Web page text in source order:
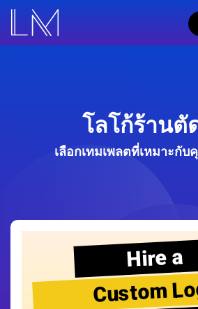
โลโก้ร้านตั
เลือกเทมเพลตที่เหมาะกั
Hire a
Custom